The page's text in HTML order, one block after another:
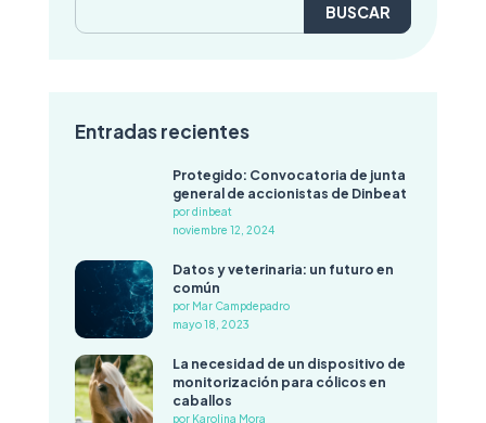
Entradas recientes
Protegido: Convocatoria de junta
general de accionistas de Dinbeat
por dinbeat
noviembre 12, 2024
Datos y veterinaria: un futuro en
común
por Mar Campdepadro
mayo 18, 2023
La necesidad de un dispositivo de
monitorización para cólicos en
caballos
por Karolina Mora